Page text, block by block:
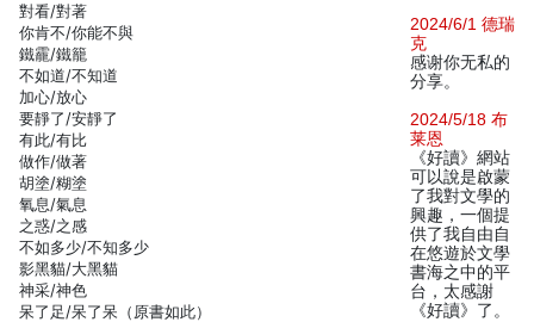
對看/對著
你肯不/你能不與
鐵靇/鐵籠
不如道/不知道
加心/放心
要靜了/安靜了
有此/有比
做作/做著
胡塗/糊塗
氧息/氣息
之惑/之感
不如多少/不知多少
影黑貓/大黑貓
神采/神色
呆了足/呆了呆（原書如此）
2024/6/1 德瑞
克
感谢你无私的
分享。
2024/5/18 布
莱恩
《好讀》網站
可以說是啟蒙
了我對文學的
興趣，一個提
供了我自由自
在悠遊於文學
書海之中的平
台，太感謝
《好讀》了。